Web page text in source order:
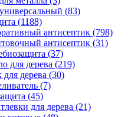
(83)
(1188)
антисептик (798)
антисептик (31)
(37)
для дерева (219)
для дерева (30)
(7)
(45)
для дерева (21)